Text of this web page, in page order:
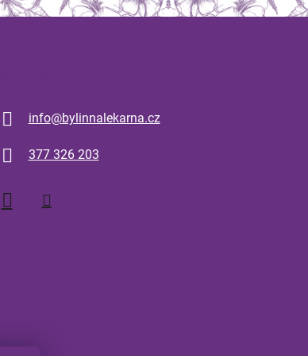
info@bylinnalekarna.cz
377 326 203